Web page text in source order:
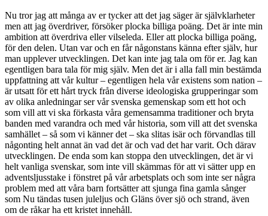
Nu tror jag att många av er tycker att det jag säger är självklarheter
men att jag överdriver, försöker plocka billiga poäng. Det är inte min
ambition att överdriva eller vilseleda. Eller att plocka billiga poäng,
för den delen. Utan var och en får någonstans känna efter själv, hur
man upplever utvecklingen. Det kan inte jag tala om för er. Jag kan
egentligen bara tala för mig själv. Men det är i alla fall min bestämda
uppfattning att vår kultur – egentligen hela vår existens som nation –
är utsatt för ett hårt tryck från diverse ideologiska grupperingar som
av olika anledningar ser vår svenska gemenskap som ett hot och
som vill att vi ska förkasta våra gemensamma traditioner och bryta
banden med varandra och med vår historia, som vill att det svenska
samhället – så som vi känner det – ska slitas isär och förvandlas till
någonting helt annat än vad det är och vad det har varit. Och därav
utvecklingen. De enda som kan stoppa den utvecklingen, det är vi
helt vanliga svenskar, som inte vill skämmas för att vi sätter upp en
adventsljusstake i fönstret på vår arbetsplats och som inte ser några
problem med att våra barn fortsätter att sjunga fina gamla sånger
som Nu tändas tusen juleljus och Gläns över sjö och strand, även
om de råkar ha ett kristet innehåll.